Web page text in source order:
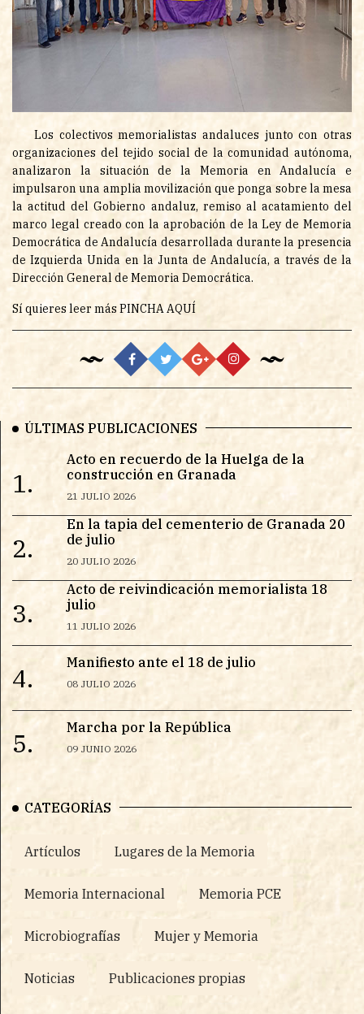
Los colectivos memorialistas andaluces junto con otras
organizaciones del tejido social de la comunidad autónoma,
analizaron la situación de la Memoria en Andalucía e
impulsaron una amplia movilización que ponga sobre la mesa
la actitud del Gobierno andaluz, remiso al acatamiento del
marco legal creado con la aprobación de la Ley de Memoria
Democrática de Andalucía desarrollada durante la presencia
de Izquierda Unida en la Junta de Andalucía, a través de la
Dirección General de Memoria Democrática.
Sí quieres leer más PINCHA AQUÍ
ÚLTIMAS PUBLICACIONES
1.
Acto en recuerdo de la Huelga de la
construcción en Granada
21 JULIO 2026
2.
En la tapia del cementerio de Granada 20
de julio
20 JULIO 2026
3.
Acto de reivindicación memorialista 18
julio
11 JULIO 2026
4.
Manifiesto ante el 18 de julio
08 JULIO 2026
5.
Marcha por la República
09 JUNIO 2026
CATEGORÍAS
Artículos Lugares de la Memoria
Memoria Internacional Memoria PCE
Microbiografías Mujer y Memoria
Noticias Publicaciones propias